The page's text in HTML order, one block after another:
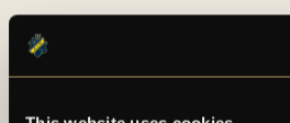
Spelare och ledare återsamlas
träningsanläggning måndagen